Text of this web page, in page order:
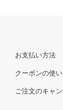
お支払い方法
クーポンの使
ご注文のキャ